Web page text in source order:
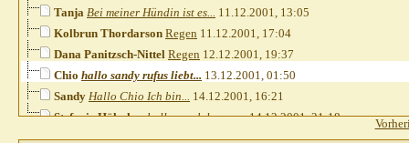
Tanja Bei meiner Hündin ist es... 11.12.2001, 13:05
Kolbrun Thordarson Regen 11.12.2001, 17:04
Dana Panitzsch-Nittel Regen 12.12.2001, 19:37
Chio hallo sandy rufus liebt... 13.12.2001, 01:50
Sandy Hallo Chio Ich bin... 14.12.2001, 16:21
Stefanie Hölscher hallo, nach langer...14.12.2001,21:18